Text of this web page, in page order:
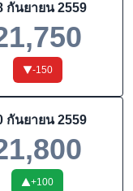
กันยายน 2559
-150
กันยายน 2559
+100